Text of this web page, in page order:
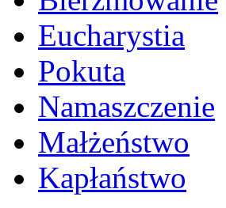
Eucharystia
Pokuta
Namaszczenie
Małżeństwo
Kapłaństwo